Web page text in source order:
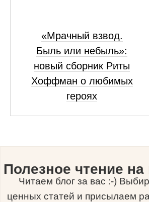
«Мрачный взвод.
Быль или небыль»:
новый сборник Риты
Хоффман о любимых
героях
Полезное чтение
Читаем блог за вас :-)
ценных статей и присылаем